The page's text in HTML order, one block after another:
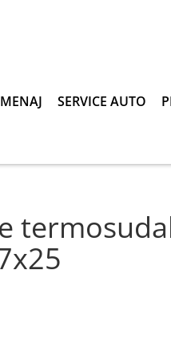
MENAJ SERVICE AUTO